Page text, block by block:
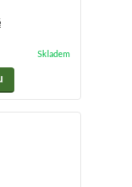
Skladem